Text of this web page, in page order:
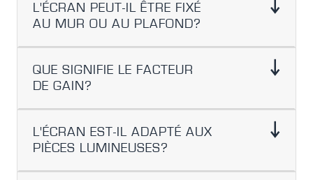
L'ÉCRAN PEUT-IL ÊTRE FIXÉ
AU MUR OU AU PLAFOND?
QUE SIGNIFIE LE FACTEUR
DE GAIN?
L'ÉCRAN EST-IL ADAPTÉ AUX
PIÈCES LUMINEUSES?